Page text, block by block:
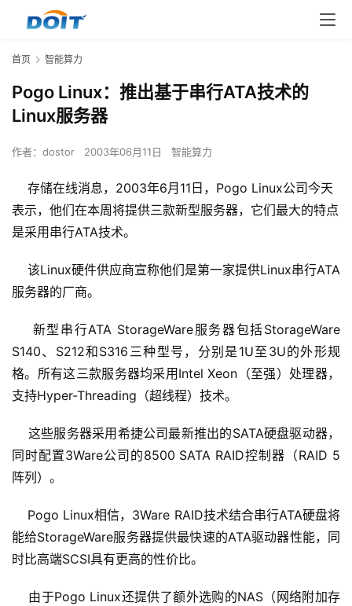
首页 智能算力
Pogo Linux：推出基于串行ATA技术的
Linux服务器
作者： dostor 2003年06月11日 智能算力
存储在线消息，2003年6月11日，Pogo Linux公司今天
表示，他们在本周将提供三款新型服务器，它们最大的特点
是采用串行ATA技术。
该Linux硬件供应商宣称他们是第一家提供Linux串行ATA
服务器的厂商。
新型串行ATA StorageWare服务器包括StorageWare
S140、S212和S316三种型号，分别是1U至3U的外形规
格。所有这三款服务器均采用Intel Xeon（至强）处理器，
支持Hyper-Threading（超线程）技术。
这些服务器采用希捷公司最新推出的SATA硬盘驱动器，
同时配置3Ware公司的8500 SATA RAID控制器（RAID 5
阵列）。
Pogo Linux相信，3Ware RAID技术结合串行ATA硬盘将
能给StorageWare服务器提供最快速的ATA驱动器性能，同
时比高端SCSI具有更高的性价比。
由于Pogo Linux还提供了额外选购的NAS（网络附加存